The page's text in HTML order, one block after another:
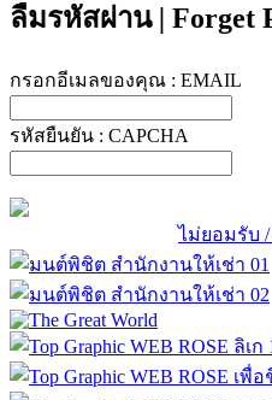
ลืมรหัสผ่าน | Forget
กรอกอีเมลของคุณ : EMAIL
รหัสยืนยัน : CAPCHA
ไม่ยอมรับ /